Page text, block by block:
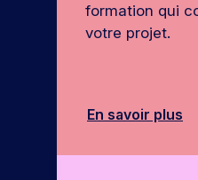
formation qui
votre projet.
En savoir plus